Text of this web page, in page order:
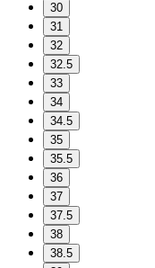
30
31
32
32.5
33
34
34.5
35
35.5
36
37
37.5
38
38.5